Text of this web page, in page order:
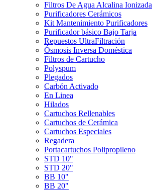
Filtros De Agua Alcalina Ionizada
Purificadores Cerámicos
Kit Mantenimiento Purificadores
Purificador básico Bajo Tarja
Repuestos UltraFiltración
Ósmosis Inversa Doméstica
Filtros de Cartucho
Polyspum
Plegados
Carbón Activado
En Linea
Hilados
Cartuchos Rellenables
Cartuchos de Cerámica
Cartuchos Especiales
Regadera
Portacartuchos Polipropileno
STD 10"
STD 20"
BB 10"
BB 20"